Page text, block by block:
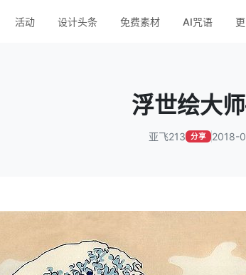
活动 设计头条 免费素材 AI咒语
浮世绘大
亚飞213 分享 2018-